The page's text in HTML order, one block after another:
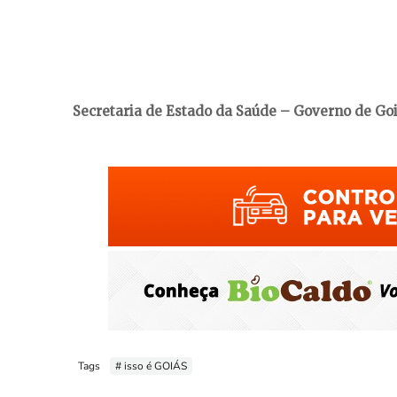
Secretaria de Estado da Saúde – Governo de
Tags # isso é GOIÁS